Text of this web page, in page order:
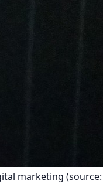
marketing